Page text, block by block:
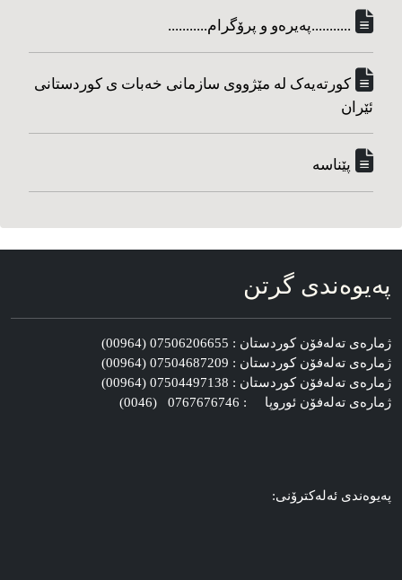
...........په‌یره‌و و پرۆگرام...........
کورته‌یه‌ک له مێژووی سازمانی خه‌بات ی کوردستانی
ئێران
پێناسه‌
په‌یوه‌ندی گرتن
ژماره‌ی ته‌له‌فۆن کوردستان : 07506206655 (00964)
ژماره‌ی ته‌له‌فۆن کوردستان : 07504687209 (00964)
ژماره‌ی ته‌له‌فۆن کوردستان : 07504497138 (00964)
ژماره‌ی ته‌له‌فۆن ئوروپا : 0767676746 (0046)
په‌یوه‌ندی ئه‌له‌کترۆنی: